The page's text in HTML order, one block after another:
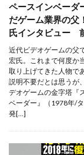
ペースインベーダ
だゲーム業界の父
氏インタビュー
近代ビデオゲームの父
宏氏。これまで何度か
取り上げてきた人物で
説明不要だとは思うが
デオゲームの金字塔『
ベーダー』（1978年/
発[…]